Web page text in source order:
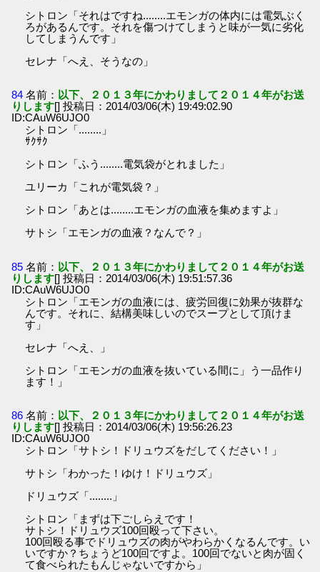
シトロン「それはですね........エモンガの体内には電気ぶく
ろがあるんです。それを傷つけてしまうと味が一気に劣化
してしまうんです」
セレナ「へえ、そうなの」
84 名前： 以下、２０１３年にかわりまして２０１４年がお送
りします[] 投稿日：2014/03/06(木) 19:49:02.90
ID:CAuW6UJO0
シトロン「........」
ｻｸｻｸ
シトロン「ふう........電気袋がとれました」
ユリーカ「これが電気袋？」
シトロン「あとは........エモンガの血液を集めますよ」
サトシ「エモンガの血液？なんで？」
85 名前： 以下、２０１３年にかわりまして２０１４年がお送
りします[] 投稿日：2014/03/06(木) 19:51:57.36
ID:CAuW6UJO0
シトロン「エモンガの血液には、疲労回復に効果が抜群な
んです。それに、結構美味しいのでスープとして頂けま
す」
セレナ「へえ、」
シトロン「エモンガの血液を抜いている間に」う一品作り
ます！」
86 名前： 以下、２０１３年にかわりまして２０１４年がお送
りします[] 投稿日：2014/03/06(木) 19:56:26.23
ID:CAuW6UJO0
シトロン「サトシ！ドリュウズをだしてください！」
サトシ「わかった！ゆけ！ドリュウズ」
ドリュウズ「........」
シトロン「まずは下ごしらえです！
サトシ！ドリュウズ100回殴って下さい。
100回殴る事でドリュウズの肉がやわらかくなるんです。い
いですか？ちょうど100回ですよ。100回でないと肉が固く
て食べられたもんじゃないですから」